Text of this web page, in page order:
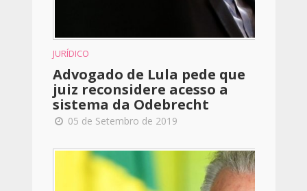
JURÍDICO
Advogado de Lula pede que
juiz reconsidere acesso a
sistema da Odebrecht
05 de Setembro de 2019